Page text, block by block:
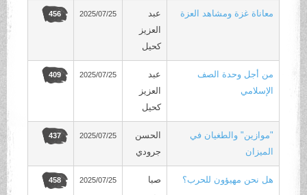
معاناة غزة ومشاهد العزة
العزيز
كحيل
2025/07/25
456
من أجل وحدة الصف
الإسلامي
العزيز
كحيل
2025/07/25
409
"موازين" والطغيان في
الميزان
الحسن
جرودي
2025/07/25
437
هل نحن مهيؤون للحرب؟ 2025/07/25
458